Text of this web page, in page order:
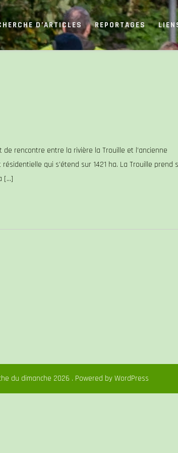
D’ARTICLES REPORTAGES
rencontre entre la rivière la Trouille et l’ancienne
qui s’étend sur 1421 ha. La Trouille prend
[…]
du dimanche 2026 . Powered by WordPress